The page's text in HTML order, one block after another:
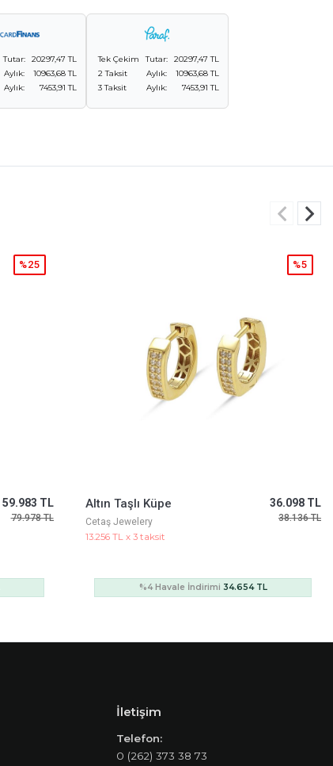
Tutar:
20297,47 TL
Aylık:
10963,68 TL
Aylık: 7453,91 TL
Tek Çekim Tutar:
20297,47 TL
2 Taksit
Aylık:
10963,68 TL
3 Taksit
Aylık: 7453,91 TL
36.098 TL
38.136 TL
%5
Taşlı Zincir Küpe
Ema Jewelery
40.982 TL x 3 taksit
111.597 TL
148.796 TL
%25
%4 Havale İndirimi 107.133 TL
İletişim
Telefon:
0 (262) 373 38 73